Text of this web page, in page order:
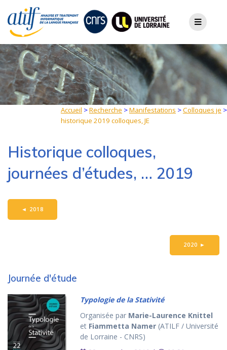
content
Accueil >Recherche >Manifestations >Colloques je >
historique 2019 colloques, JE
Historique colloques,
journées d’études, … 2019
◄ 2018
2020 ►
Journée d'étude
Typologie de la Stativité
Organisée par Marie-Laurence Knittel
et Fiammetta Namer (ATILF / Université
de Lorraine - CNRS)